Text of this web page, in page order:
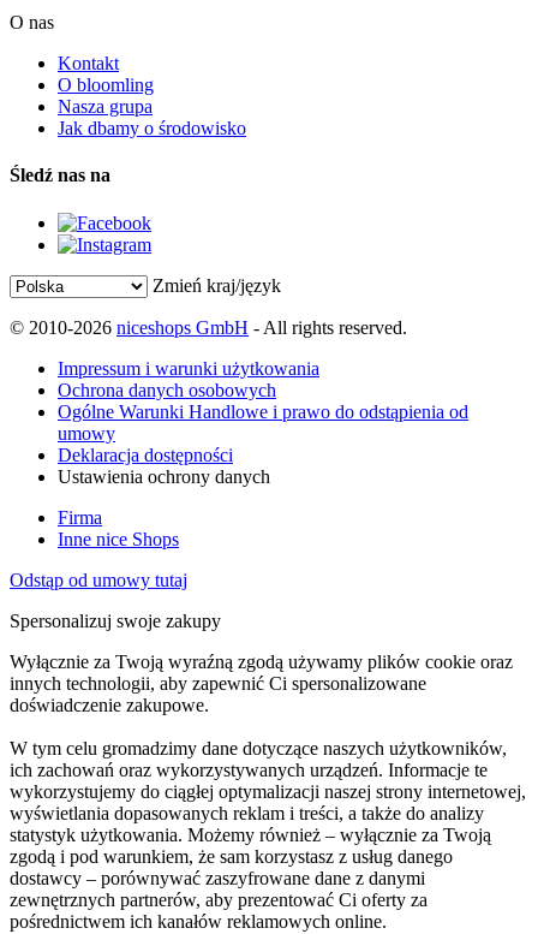
O nas
Kontakt
O bloomling
Nasza grupa
Jak dbamy o środowisko
Śledź nas na
Zmień kraj/język
© 2010-2026 niceshops GmbH - All rights reserved.
Impressum i warunki użytkowania
Ochrona danych osobowych
Ogólne Warunki Handlowe i prawo do odstąpienia od
umowy
Deklaracja dostępności
Ustawienia ochrony danych
Firma
Inne nice Shops
Odstąp od umowy tutaj
Spersonalizuj swoje zakupy
Wyłącznie za Twoją wyraźną zgodą używamy plików cookie oraz
innych technologii, aby zapewnić Ci spersonalizowane
doświadczenie zakupowe.
W tym celu gromadzimy dane dotyczące naszych użytkowników,
ich zachowań oraz wykorzystywanych urządzeń. Informacje te
wykorzystujemy do ciągłej optymalizacji naszej strony internetowej,
wyświetlania dopasowanych reklam i treści, a także do analizy
statystyk użytkowania. Możemy również – wyłącznie za Twoją
zgodą i pod warunkiem, że sam korzystasz z usług danego
dostawcy – porównywać zaszyfrowane dane z danymi
zewnętrznych partnerów, aby prezentować Ci oferty za
pośrednictwem ich kanałów reklamowych online.